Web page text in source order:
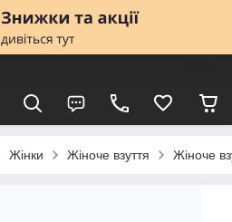
Жінки Жіноче взуття Жіноче